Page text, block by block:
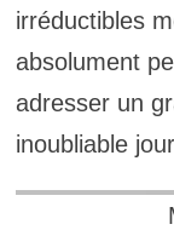
irréductibles
absolument
adresser un
inoubliable